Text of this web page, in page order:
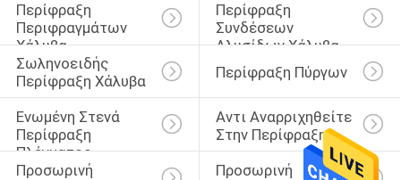
Περίφραξη
Περιφραγμάτων
Χάλυβα
Περίφραξη
Συνδέσεων
Αλυσίδων Χάλυβα
Σωληνοειδής
Περίφραξη Χάλυβα
Περίφραξη Πύργων
Ενωμένη Στενά
Περίφραξη
Πλέγματος
Καλωδίων
Αντι Αναρριχηθείτε
Στην Περίφραξη
Προσωρινή
Προσωρινή